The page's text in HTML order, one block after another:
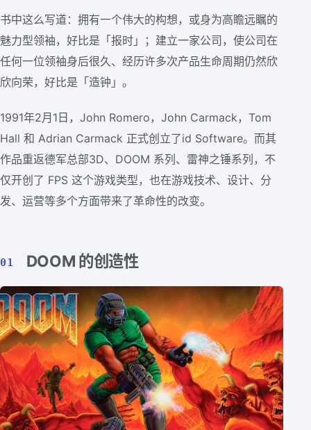
书中这么写道：拥有一个伟大的构想，或身为高瞻远瞩的
魅力型领袖，好比是「报时」；建立一家公司，使公司在
任何一位领袖身后很久、经历许多次产品生命周期仍然欣
欣向荣，好比是「造钟」。
1991年2月1日，John Romero，John Carmack，Tom
Hall 和 Adrian Carmack 正式创立了id Software。而其
作品重返德军总部3D、DOOM 系列、雷神之锤系列，不
仅开创了 FPS 这个游戏类型，也在游戏技术、设计、分
发、运营等多个方面带来了革命性的改变。
01 DOOM 的创造性